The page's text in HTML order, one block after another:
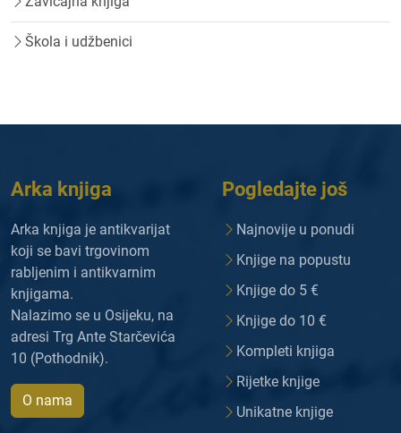
Škola i udžbenici
Arka knjiga
Arka knjiga je antikvarijat
koji se bavi trgovinom
rabljenim i antikvarnim
knjigama.
Nalazimo se u Osijeku, na
adresi Trg Ante Starčevića
10 (Pothodnik).
O nama
Pogledajte još
Najnovije u ponudi
Knjige na popustu
Knjige do 5 €
Knjige do 10 €
Kompleti knjiga
Rijetke knjige
Unikatne knjige